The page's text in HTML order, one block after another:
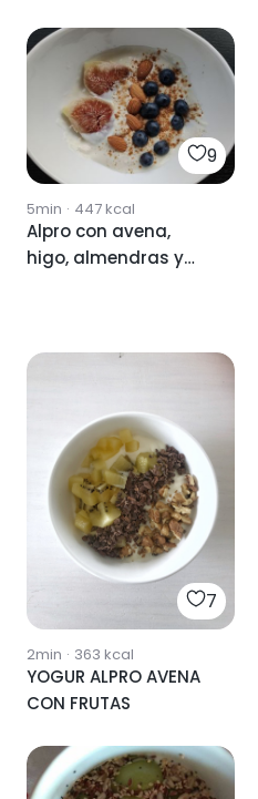
9
5min · 447kcal
Alpro con avena,
higo, almendras y
7
2min · 363 kcal
YOGUR ALPRO AVENA
CON FRUTAS